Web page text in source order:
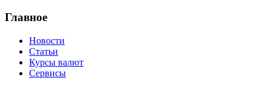
Главное
Новости
Статьи
Курсы валют
Сервисы